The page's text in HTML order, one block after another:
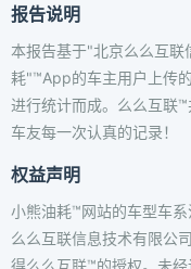
报告说明
本报告基于"北京么么互
耗"™App的车主用户上传
进行统计而成。么么互联
车友每一次认真的记录！
权益声明
小熊油耗™网站的车型车
么么互联信息技术有限公